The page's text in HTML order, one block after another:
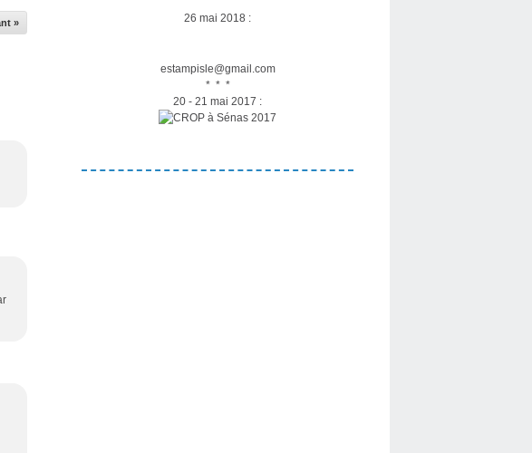
» 26 mai 2018 :
estampisle@gmail.com
* * *
20 - 21 mai 2017 :